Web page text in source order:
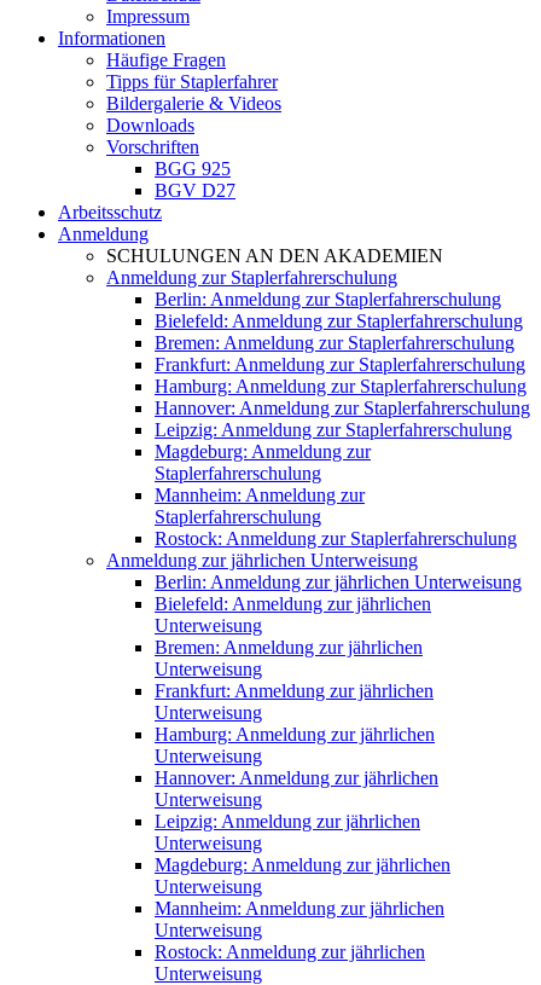
Impressum
Informationen
Häufige Fragen
Tipps für Staplerfahrer
Bildergalerie & Videos
Downloads
Vorschriften
BGG 925
BGV D27
Arbeitsschutz
Anmeldung
SCHULUNGEN AN DEN AKADEMIEN
Anmeldung zur Staplerfahrerschulung
Berlin: Anmeldung zur Staplerfahrerschulung
Bielefeld: Anmeldung zur Staplerfahrerschulung
Bremen: Anmeldung zur Staplerfahrerschulung
Frankfurt: Anmeldung zur Staplerfahrerschulung
Hamburg: Anmeldung zur Staplerfahrerschulung
Hannover: Anmeldung zur Staplerfahrerschulung
Leipzig: Anmeldung zur Staplerfahrerschulung
Magdeburg: Anmeldung zur
Staplerfahrerschulung
Mannheim: Anmeldung zur
Staplerfahrerschulung
Rostock: Anmeldung zur Staplerfahrerschulung
Anmeldung zur jährlichen Unterweisung
Berlin: Anmeldung zur jährlichen Unterweisung
Bielefeld: Anmeldung zur jährlichen
Unterweisung
Bremen: Anmeldung zur jährlichen
Unterweisung
Frankfurt: Anmeldung zur jährlichen
Unterweisung
Hamburg: Anmeldung zur jährlichen
Unterweisung
Hannover: Anmeldung zur jährlichen
Unterweisung
Leipzig: Anmeldung zur jährlichen
Unterweisung
Magdeburg: Anmeldung zur jährlichen
Unterweisung
Mannheim: Anmeldung zur jährlichen
Unterweisung
Rostock: Anmeldung zur jährlichen
Unterweisung